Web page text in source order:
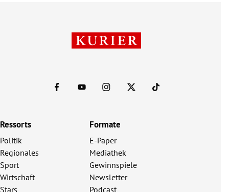
Ressorts
Politik
Regionales
Sport
Wirtschaft
Stars
Formate
E-Paper
Mediathek
Gewinnspiele
Newsletter
Podcast